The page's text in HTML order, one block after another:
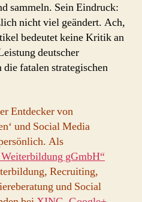
sammeln. Sein Eindruck:
nicht viel geändert. Ach,
bedeutet keine Kritik an
deutscher
fatalen strategischen
Entdecker von
und Social Media
Als
gGmbH“
Recruiting,
und Social